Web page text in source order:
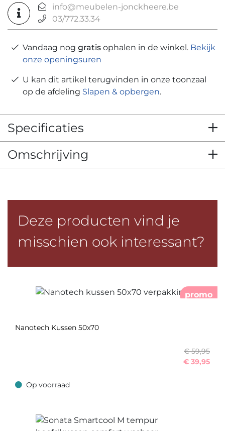
info@meubelen-jonckheere.be
03/772.33.34
Vandaag nog gratis ophalen in de winkel. Bekijk
onze openingsuren
U kan dit artikel terugvinden in onze toonzaal
op de afdeling Slapen & opbergen.
Specificaties
Omschrijving
Deze producten vind je
misschien ook interessant?
promo
Nanotech Kussen 50x70
€ 59,95
€ 39,95
Op voorraad
Op voorraad